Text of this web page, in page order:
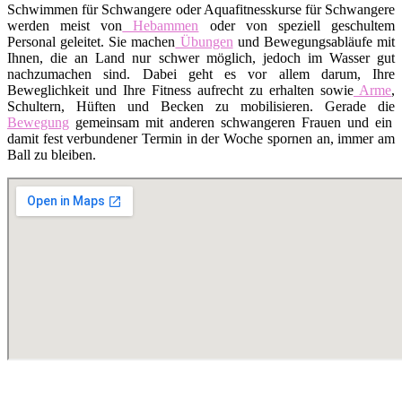
Schwimmen für Schwangere oder Aquafitnesskurse für Schwangere
werden meist von Hebammen oder von speziell geschultem
Personal geleitet. Sie machen Übungen und Bewegungsabläufe mit
Ihnen, die an Land nur schwer möglich, jedoch im Wasser gut
nachzumachen sind. Dabei geht es vor allem darum, Ihre
Beweglichkeit und Ihre Fitness aufrecht zu erhalten sowie Arme,
Schultern, Hüften und Becken zu mobilisieren. Gerade die
Bewegung gemeinsam mit anderen schwangeren Frauen und ein
damit fest verbundener Termin in der Woche spornen an, immer am
Ball zu bleiben.